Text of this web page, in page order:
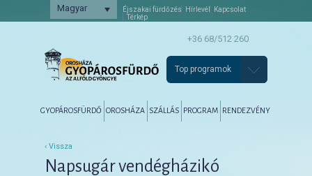
Magyar Éjszakai fürdőzés Hírlevél
Kapcsolat
Térkép
+36 68/512 260
Top programok
Tovább az elsődleges tartalomra
Tovább a másodlagos tartalomra
GYOPÁROSFÜRDŐ OROSHÁZA SZÁLLÁS PROGRAM RENDEZVÉNY
‹ Vissza
Napsugár vendégházikó